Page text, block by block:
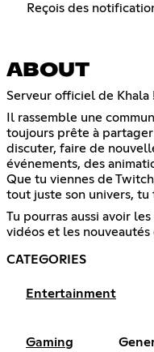
Reçois des
ABOUT
Serveur officiel de Khala
Il rassemble une
toujours prête à
discuter, faire de
événements, des
Que tu viennes de
tout juste son univers,
Tu pourras aussi avoir
vidéos et les
CATEGORIES
Entertainment
Gaming